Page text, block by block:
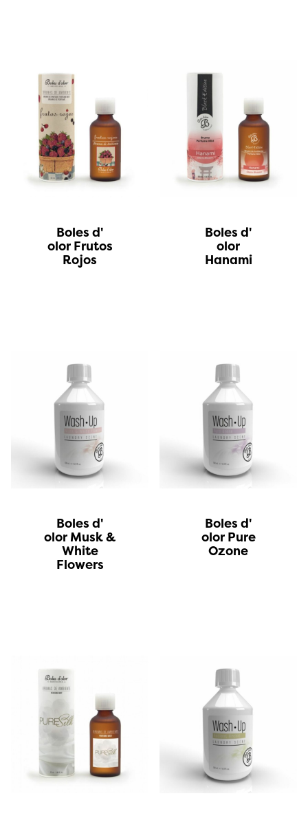
Boles d'
olor Frutos
Rojos
Boles d'
olor
Hanami
Boles d'
olor Musk &
White
Flowers
Boles d'
olor Pure
Ozone